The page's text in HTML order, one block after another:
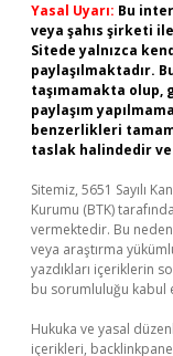
Yasal Uyarı: Bu
veya şahıs şirketi
Sitede yalnızca
paylaşılmaktadır.
taşımamakta olup,
paylaşım
benzerlikleri
taslak halindedir
Sitemiz, 5651 Sayılı
Kurumu (BTK)
vermektedir. Bu
veya araştırma
yazdıkları içeriklerin
bu sorumluluğu kabul
Hukuka ve yasal
içerikleri,